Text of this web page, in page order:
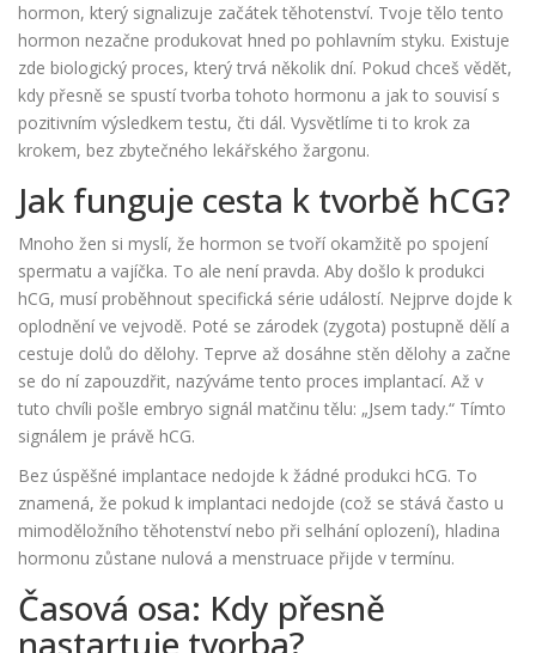
hormon, který signalizuje začátek těhotenství. Tvoje tělo tento
hormon nezačne produkovat hned po pohlavním styku. Existuje
zde biologický proces, který trvá několik dní. Pokud chceš vědět,
kdy přesně se spustí tvorba tohoto hormonu a jak to souvisí s
pozitivním výsledkem testu, čti dál. Vysvětlíme ti to krok za
krokem, bez zbytečného lekářského žargonu.
Jak funguje cesta k tvorbě hCG?
Mnoho žen si myslí, že hormon se tvoří okamžitě po spojení
spermatu a vajíčka. To ale není pravda. Aby došlo k produkci
hCG, musí proběhnout specifická série událostí. Nejprve dojde k
oplodnění ve vejvodě. Poté se zárodek (zygota) postupně dělí a
cestuje dolů do dělohy. Teprve až dosáhne stěn dělohy a začne
se do ní zapouzdřit, nazýváme tento proces implantací. Až v
tuto chvíli pošle embryo signál matčinu tělu: „Jsem tady.“ Tímto
signálem je právě hCG.
Bez úspěšné implantace nedojde k žádné produkci hCG. To
znamená, že pokud k implantaci nedojde (což se stává často u
mimoděložního těhotenství nebo při selhání oplození), hladina
hormonu zůstane nulová a menstruace přijde v termínu.
Časová osa: Kdy přesně
nastartuje tvorba?